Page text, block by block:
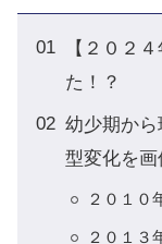
【２０２
た！？
幼少期か
型変化を画
２０１０
２０１３